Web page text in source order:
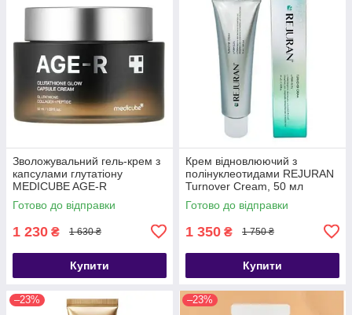
Зволожувальний гель-крем з
капсулами глутатіону
MEDICUBE AGE-R
Glutathione Glow Capsule
Cream 50 мл
Готово до відправки
1 230 ₴ 1 630 ₴
Купити
Крем відновлюючий з
полінуклеотидами REJURAN
Turnover Cream, 50 мл
Готово до відправки
1 350 ₴ 1 750 ₴
Купити
–23% –23%